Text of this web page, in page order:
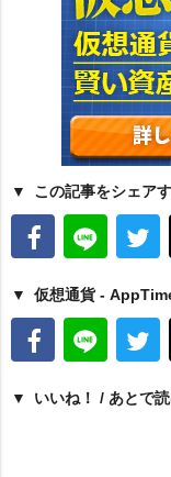
この記事をシェア
仮想通貨 -
いいね！ / あとで